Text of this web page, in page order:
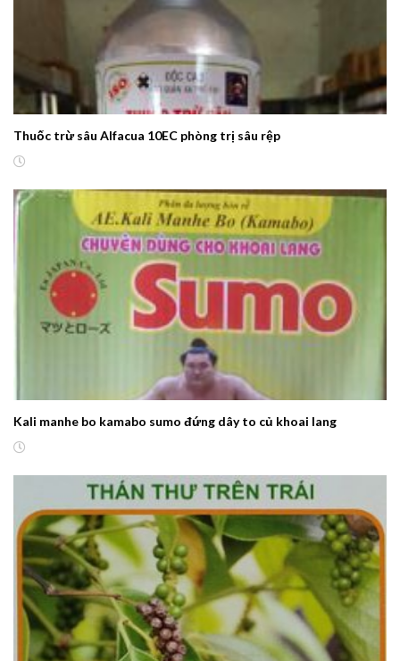
Thuốc trừ sâu Alfacua 10EC phòng trị sâu rệp
Kali manhe bo kamabo sumo đứng dây to củ khoai lang